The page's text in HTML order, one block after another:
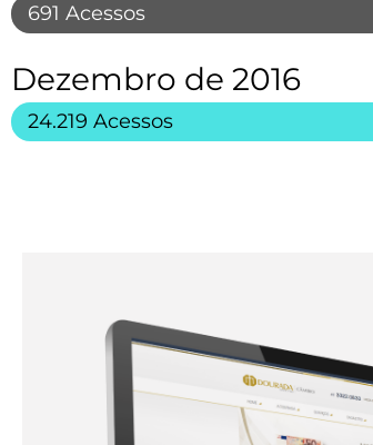
691 Acessos
Dezembro de 2016
24.219 Acessos